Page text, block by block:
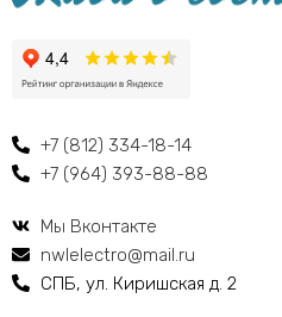
+7 (812) 334-18-14
+7 (964) 393-88-88
Мы Вконтакте
nwlelectro@mail.ru
СПБ, ул. Киришская д. 2